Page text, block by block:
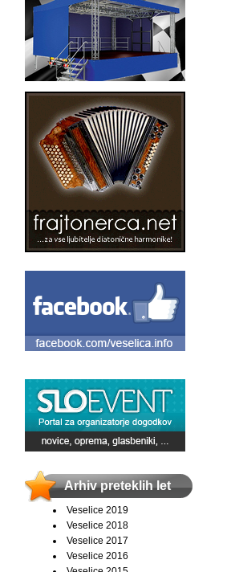
Arhiv preteklih let
Veselice 2019
Veselice 2018
Veselice 2017
Veselice 2016